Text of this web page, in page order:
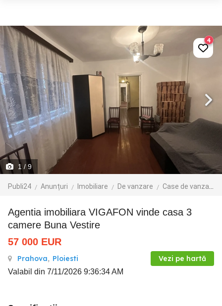
1/ 9
Publi24 Anunțuri Imobiliare De vanzare Case de vanzare
4
Agentia imobiliara VIGAFON vinde casa 3
camere Buna Vestire
57 000 EUR
Prahova, Ploiesti Vezi pe hartă
Valabil din 7/11/2026 9:36:34 AM